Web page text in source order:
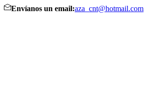
Envíanos un email:aza_cnt@hotmail.com